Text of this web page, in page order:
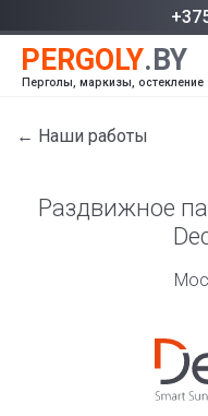
Перголы, маркизы, остекление
← Наши работы
Раздвижное